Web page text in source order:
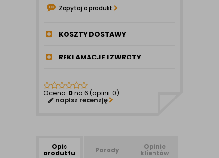
Zapytaj o produkt
KOSZTY DOSTAWY
REKLAMACJE I ZWROTY
Ocena: 0na 6 (opinii: 0)
napisz recenzję
Opis
produktu Porady Opinie
klientów